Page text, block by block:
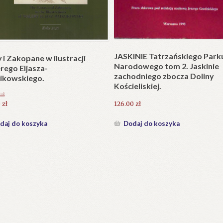
składany). Wydanie
do koszyka
Plakat w wersji składanej.